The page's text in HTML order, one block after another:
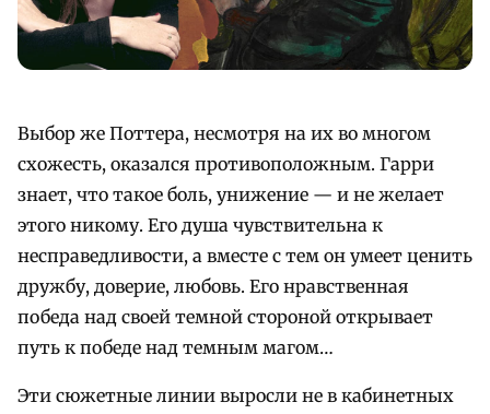
Выбор же Поттера, несмотря на их во многом
схожесть, оказался противоположным. Гарри
знает, что такое боль, унижение — и не желает
этого никому. Его душа чувствительна к
несправедливости, а вместе с тем он умеет ценить
дружбу, доверие, любовь. Его нравственная
победа над своей темной стороной открывает
путь к победе над темным магом…
Эти сюжетные линии выросли не в кабинетных